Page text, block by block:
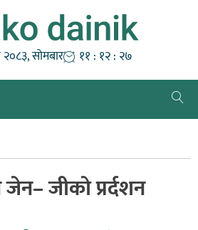
२०८३, सोमबार ११ : १२ : २८
जीको प्रर्दशन